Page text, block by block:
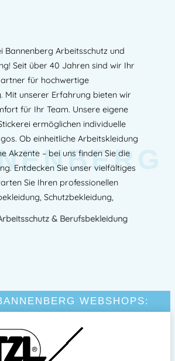
Bannenberg Arbeitsschutz und
Seit über 40 Jahren sind wir Ihr
für hochwertige
Mit unserer Erfahrung bieten wir
für Ihr Team. Unsere eigene
ermöglichen individuelle
Ob einheitliche Arbeitskleidung
Akzente – bei uns finden Sie die
Entdecken Sie unser vielfältiges
Sie Ihren professionellen
Schutzbekleidung,
& Berufsbekleidung
WEBSHOPS: